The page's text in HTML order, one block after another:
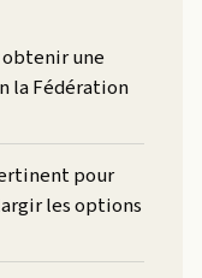
une
la Fédération
pour
les options